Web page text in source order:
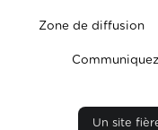
Zone de diffusion
Un site